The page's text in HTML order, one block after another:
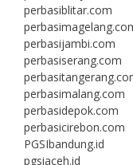
perbasiblitar.com
perbasijambi.com
perbasiserang.com
perbasimalang.com
perbasidepok.com
perbasicirebon.com
PGSIbandung.id
pgsiaceh.id